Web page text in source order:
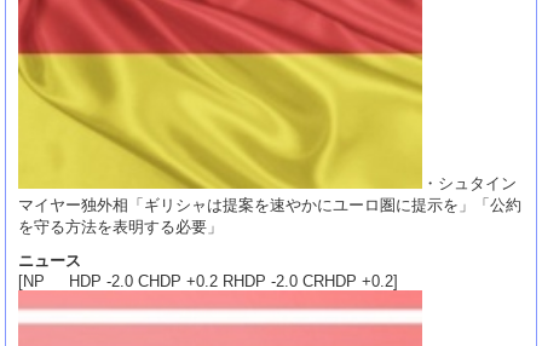
・シュタイン
マイヤー独外相「ギリシャは提案を速やかにユーロ圏に提示を」「公約
を守る方法を表明する必要」
ニュース
[NP HDP -2.0 CHDP +0.2 RHDP -2.0 CRHDP +0.2]